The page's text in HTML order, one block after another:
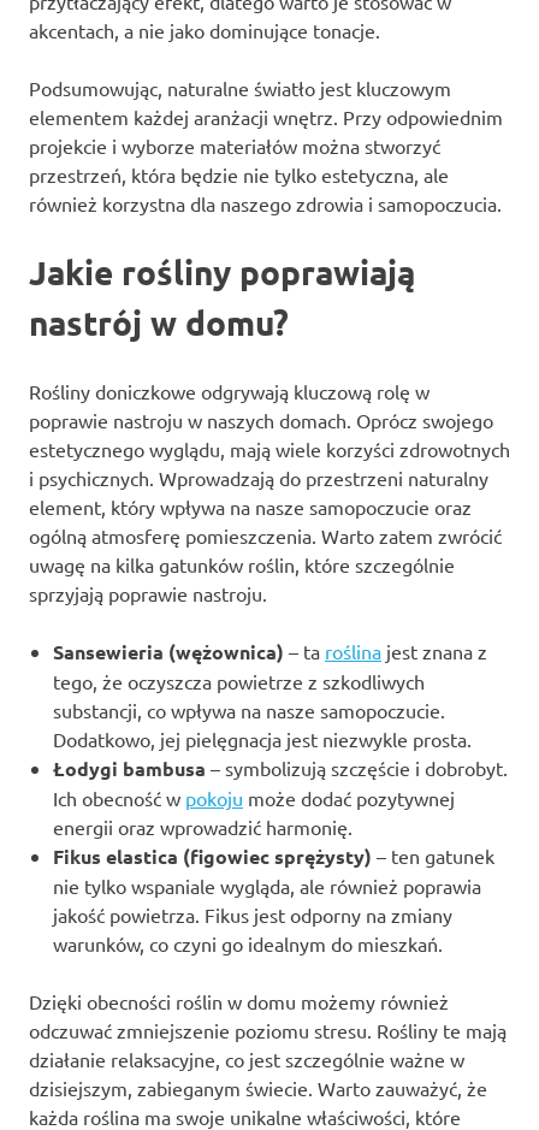
akcentach, a nie jako dominujące tonacje.
Podsumowując, naturalne światło jest kluczowym
elementem każdej aranżacji wnętrz. Przy odpowiednim
projekcie i wyborze materiałów można stworzyć
przestrzeń, która będzie nie tylko estetyczna, ale
również korzystna dla naszego zdrowia i samopoczucia.
Jakie rośliny poprawiają
nastrój w domu?
Rośliny doniczkowe odgrywają kluczową rolę w
poprawie nastroju w naszych domach. Oprócz swojego
estetycznego wyglądu, mają wiele korzyści zdrowotnych
i psychicznych. Wprowadzają do przestrzeni naturalny
element, który wpływa na nasze samopoczucie oraz
ogólną atmosferę pomieszczenia. Warto zatem zwrócić
uwagę na kilka gatunków roślin, które szczególnie
sprzyjają poprawie nastroju.
Sansewieria (wężownica) – ta roślina jest znana z
tego, że oczyszcza powietrze z szkodliwych
substancji, co wpływa na nasze samopoczucie.
Dodatkowo, jej pielęgnacja jest niezwykle prosta.
Łodygi bambusa – symbolizują szczęście i dobrobyt.
Ich obecność w pokoju może dodać pozytywnej
energii oraz wprowadzić harmonię.
Fikus elastica (figowiec sprężysty) – ten gatunek
nie tylko wspaniale wygląda, ale również poprawia
jakość powietrza. Fikus jest odporny na zmiany
warunków, co czyni go idealnym do mieszkań.
Dzięki obecności roślin w domu możemy również
odczuwać zmniejszenie poziomu stresu. Rośliny te mają
działanie relaksacyjne, co jest szczególnie ważne w
dzisiejszym, zabieganym świecie. Warto zauważyć, że
każda roślina ma swoje unikalne właściwości, które